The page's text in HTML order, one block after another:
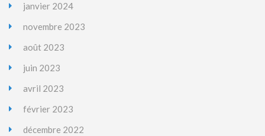
janvier 2024
novembre 2023
août 2023
juin 2023
avril 2023
février 2023
décembre 2022